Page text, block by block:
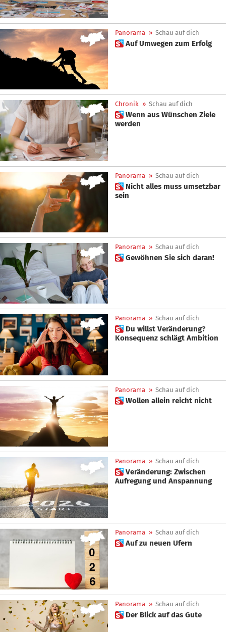
Panorama » Schau auf dich
 Auf Umwegen zum Erfolg
Chronik » Schau auf dich
 Wenn aus Wünschen Ziele
werden
Panorama » Schau auf dich
 Nicht alles muss umsetzbar
sein
Panorama » Schau auf dich
 Gewöhnen Sie sich daran!
Panorama » Schau auf dich
 Du willst Veränderung?
Konsequenz schlägt Ambition
Panorama » Schau auf dich
 Wollen allein reicht nicht
Panorama » Schau auf dich
 Veränderung: Zwischen
Aufregung und Anspannung
Panorama » Schau auf dich
 Auf zu neuen Ufern
Panorama » Schau auf dich
 Der Blick auf das Gute